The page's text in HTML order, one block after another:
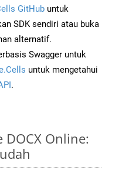
GitHub untuk
SDK sendiri atau buka
alternatif.
Swagger untuk
untuk mengetahui
.
DOCX Online: